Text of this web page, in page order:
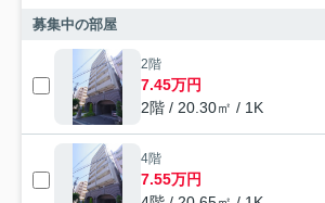
募集中の部屋
2階
7.45万円
2階 / 20.30㎡ / 1K
4階
7.55万円